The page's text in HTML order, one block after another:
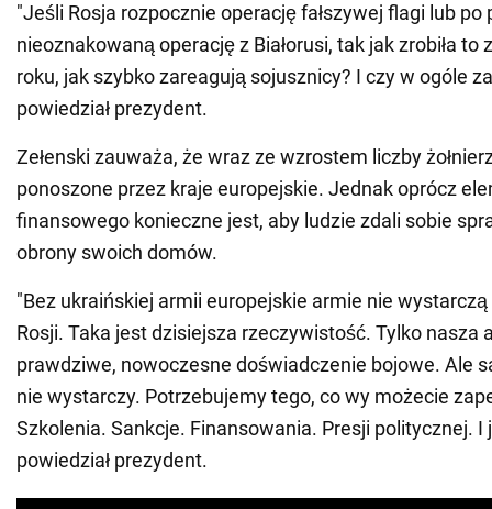
"Jeśli Rosja rozpocznie operację fałszywej flagi lub po
nieoznakowaną operację z Białorusi, tak jak zrobiła to
roku, jak szybko zareagują sojusznicy? I czy w ogóle
powiedział prezydent.
Zełenski zauważa, że wraz ze wzrostem liczby
ponoszone przez kraje europejskie. Jednak oprócz
finansowego konieczne jest, aby ludzie zdali sobie
obrony swoich domów.
"Bez ukraińskiej armii europejskie armie nie
Rosji. Taka jest dzisiejsza rzeczywistość. Tylko nasza
prawdziwe, nowoczesne doświadczenie bojowe. Ale
nie wystarczy. Potrzebujemy tego, co wy możecie
Szkolenia. Sankcje. Finansowania. Presji politycznej. I
powiedział prezydent.